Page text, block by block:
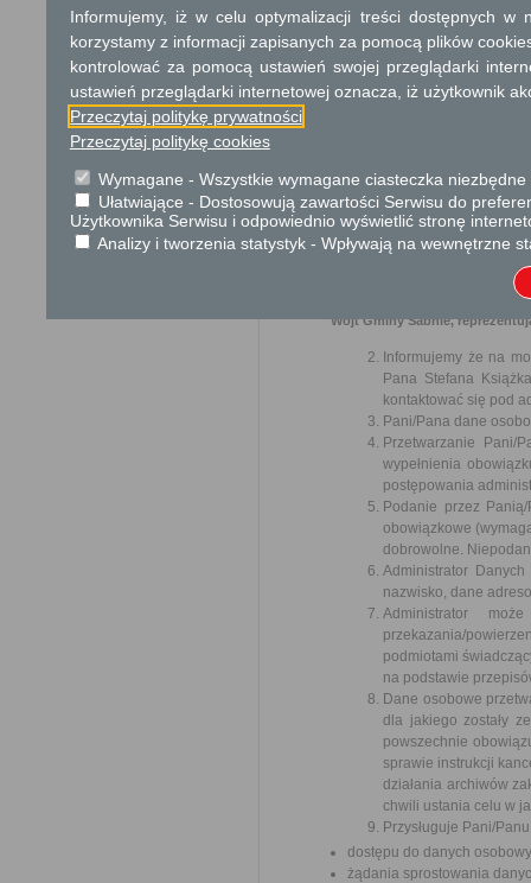
Ustawa z dnia 27
Rozporządzenie
wyrobów
wykorzystywane
Rozporządzenie
Ochrona danych osobowych
W związku z zapisami art.
z dnia 27 kwietnia 2016 r.
sprawie swobodnego
danych) (Dz. U. UE. z
Wójt Gminy Sabnie,
Informujemy że na
Pana Stefana
kontaktować się pod
Pani/Pana dane
Przetwarzanie
wypełnienia
postępowania
Podanie przez
obowiązkowe
dobrowolne.
Administrator
nazwisko, dane
Administrator
przekazania/
podmiotami
na podstawie
Dane osobowe
dla jakiego zostały
powszechnie
sprawie instrukcji
działania archiwów
chwili ustania celu w
Przysługuje Pani/
dostępu do danych
żądania sprostowania
Informujemy, iż w celu optymalizacji treści dostępnych w
korzystamy z informacji zapisanych za pomocą plików
kontrolować za pomocą ustawień swojej przeglądarki
ustawień przeglądarki internetowej oznacza, iż użytkownik
Przeczytaj politykę prywatności
Przeczytaj politykę cookies
Wymagane - Wszystkie wymagane ciasteczka
Ułatwiające - Dostosowują zawartości Serwisu do
Użytkownika Serwisu i odpowiednio wyświetlić stronę
Analizy i tworzenia statystyk - Wpływają na wewnętrzne